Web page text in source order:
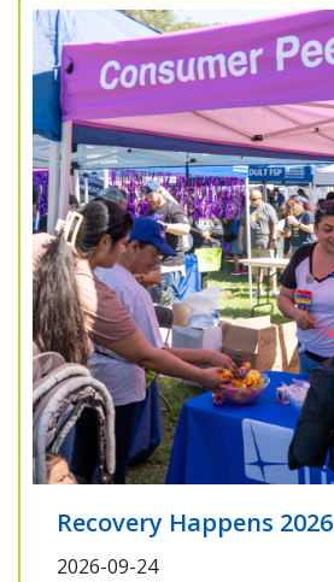
Recovery Happens 2026
2026-09-24